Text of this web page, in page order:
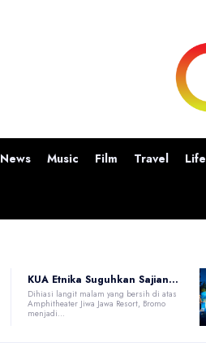
News Music Film Travel
KUA Etnika Suguhkan Sajian...
Dihiasi langit malam yang bersih di atas
Amphitheater Jiwa Jawa Resort, Bromo
menjadi...